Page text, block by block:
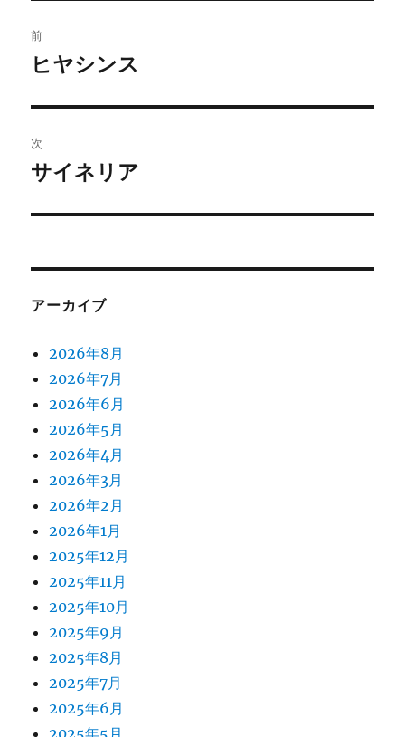
稿
ビ
ゲ
ー
前
前
投
稿:
ヒヤシンス
次
次
投
サイネリア
アーカイブ
2026年8月
2026年7月
2026年6月
2026年5月
2026年4月
2026年3月
2026年2月
2026年1月
2025年12月
2025年11月
2025年10月
2025年9月
2025年8月
2025年7月
2025年6月
2025年5月